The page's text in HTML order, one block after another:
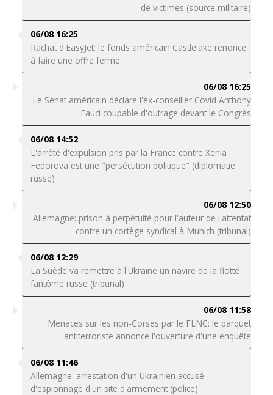
de victimes (source militaire)
06/08 16:25
Rachat d'EasyJet: le fonds américain Castlelake renonce
à faire une offre ferme
06/08 16:25
Le Sénat américain déclare l'ex-conseiller Covid Anthony
Fauci coupable d'outrage devant le Congrès
06/08 14:52
L'arrêté d'expulsion pris par la France contre Xenia
Fedorova est une "persécution politique" (diplomatie
russe)
06/08 12:50
Allemagne: prison à perpétuité pour l'auteur de l'attentat
contre un cortège syndical à Munich (tribunal)
06/08 12:29
La Suède va remettre à l'Ukraine un navire de la flotte
fantôme russe (tribunal)
06/08 11:58
Menaces sur les non-Corses par le FLNC: le parquet
antiterroriste annonce l'ouverture d'une enquête
06/08 11:46
Allemagne: arrestation d'un Ukrainien accusé
d'espionnage d'un site d'armement (police)